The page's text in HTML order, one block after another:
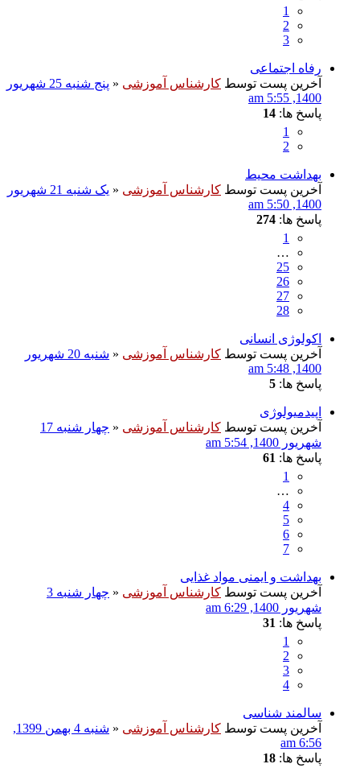
1
2
3
رفاه اجتماعی
آخرین پست توسط کارشناس آموزشی «
پنج شنبه 25 شهریور
1400, 5:55 am
پاسخ ها: 14
1
2
بهداشت محیط
آخرین پست توسط کارشناس آموزشی «
یک شنبه 21 شهریور
1400, 5:50 am
پاسخ ها: 274
1
…
25
26
27
28
اکولوژی انسانی
آخرین پست توسط کارشناس آموزشی «
شنبه 20 شهریور
1400, 5:48 am
پاسخ ها: 5
اپیدمیولوژی
آخرین پست توسط کارشناس آموزشی «
چهار شنبه 17
شهریور 1400, 5:54 am
پاسخ ها: 61
1
…
4
5
6
7
بهداشت و ایمنی مواد غذایی
آخرین پست توسط کارشناس آموزشی «
چهار شنبه 3
شهریور 1400, 6:29 am
پاسخ ها: 31
1
2
3
4
سالمند شناسی
آخرین پست توسط کارشناس آموزشی «
شنبه 4 بهمن 1399,
6:56 am
پاسخ ها: 18